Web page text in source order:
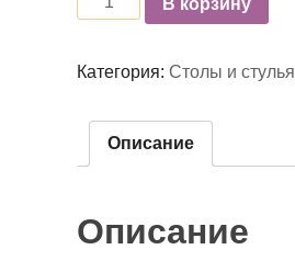
Категория: Столы и стулья
Описание
Описание